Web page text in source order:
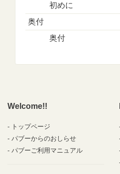
初めに
奥付
奥付
Welcome!!
トップページ
パブーからのおしらせ
パブーご利用マニュアル